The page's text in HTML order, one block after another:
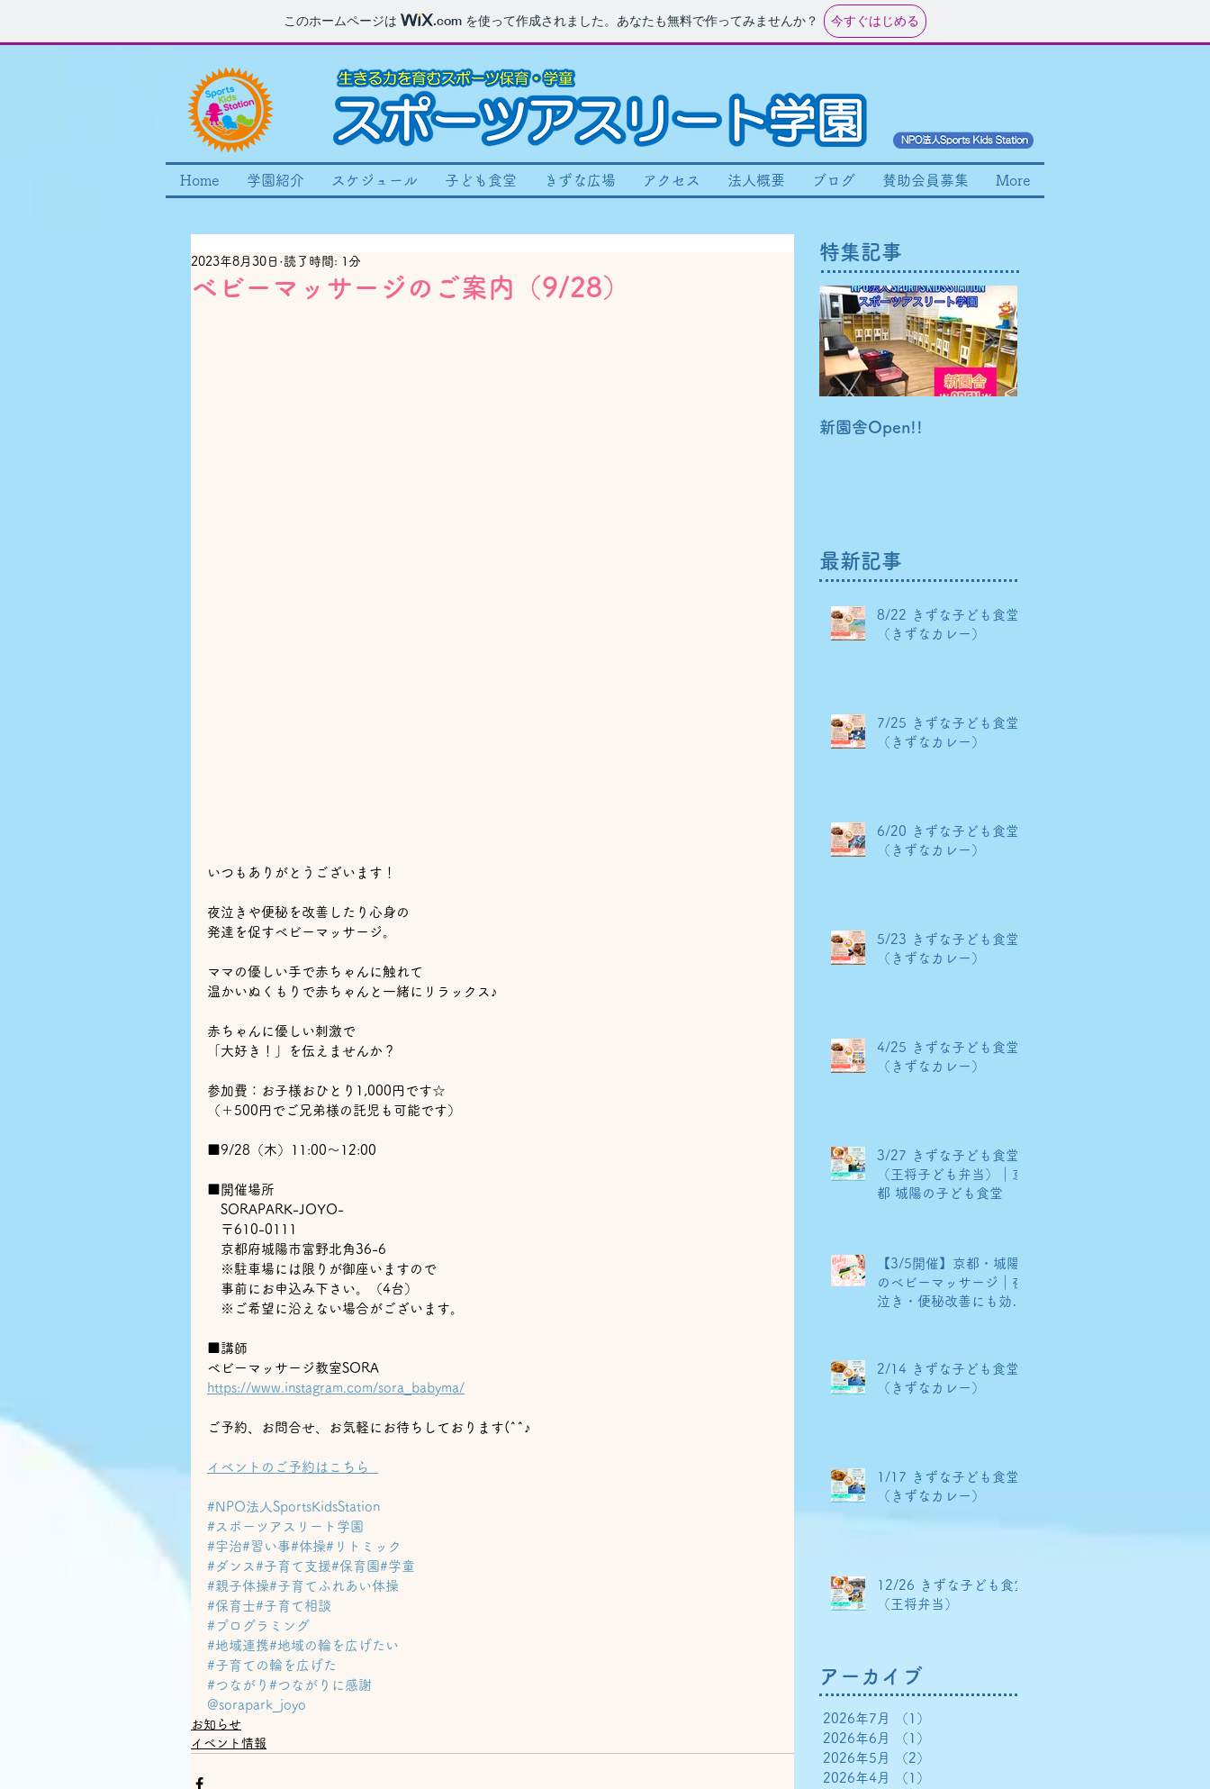
このホームページは .com を使って作成されました。あなたも無料で作ってみませんか？ 今すぐはじめる
Home 学園紹介 スケジュール 子ども食堂 きずな広場 アクセス 法人概要 ブログ 賛助会員募集 More
ベビーマッサージのご案内（9/28）
2023年8月30日 読了時間: 1分
いつもありがとうございます！
夜泣きや便秘を改善したり心身の
発達を促すベビーマッサージ。
ママの優しい手で赤ちゃんに触れて
温かいぬくもりで赤ちゃんと一緒にリラックス♪
赤ちゃんに優しい刺激で
「大好き！」を伝えませんか？
参加費：お子様おひとり1,000円です☆
（＋500円でご兄弟様の託児も可能です）
■9/28（木）11:00～12:00
■開催場所
SORAPARK-JOYO-
〒610-0111
京都府城陽市富野北角36-6
※駐車場には限りが御座いますので
事前にお申込み下さい。（4台）
※ご希望に沿えない場合がございます。
■講師
ベビーマッサージ教室SORA
https://www.instagram.com/sora_babyma/
ご予約、お問合せ、お気軽にお待ちしております(^^♪
イベントのご予約はこちら
#NPO法人SportsKidsStation
#スポーツアスリート学園
#宇治#習い事#体操#リトミック
#ダンス #子育て支援#保育園 #学童
#親子体操#子育てふれあい体操
#保育士#子育て相談
#プログラミング
#地域連携#地域の輪を広げたい
#子育ての輪を広げた
#つながり #つながりに感謝
@sorapark_joyo
お知らせ
イベント情報
特集記事
新園舎Open!!
最新記事
8/22 きずな子ども食堂
（きずなカレー）
7/25 きずな子ども食堂
（きずなカレー）
6/20 きずな子ども食堂
（きずなカレー）
5/23 きずな子ども食堂
（きずなカレー）
4/25 きずな子ども食堂
（きずなカレー）
3/27 きずな子ども食堂
（王将子ども弁当）｜京
都 城陽の子ども食堂
【3/5開催】京都・城陽
のベビーマッサージ｜夜
泣き・便秘改善にも効果
2/14 きずな子ども食堂
（きずなカレー）
1/17 きずな子ども食堂
（きずなカレー）
12/26 きずな子ども食堂
（王将弁当）
アーカイブ
2026年7月 （1）
2026年6月
（1）
2026年5月
（2）
2026年4月
（1）